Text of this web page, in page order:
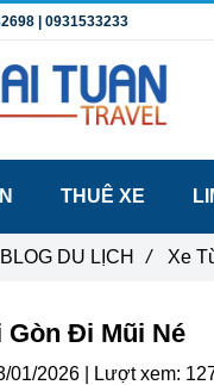
Gòn Đi Mũi Né
01/2026 | Lượt xem:
BLOG DU LỊCH / Xe
0931533233
THUÊ XE